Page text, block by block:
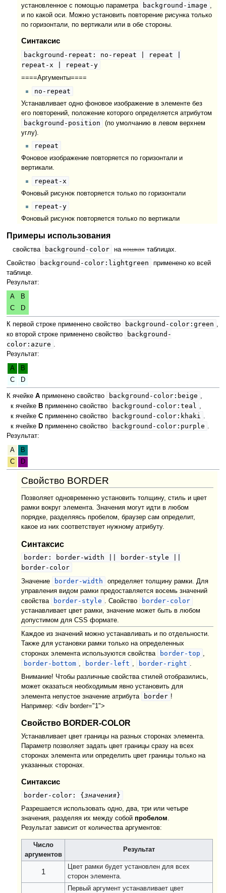
установленное с помощью параметра
background-image
и по какой оси. Можно установить повторение рисунка только
по горизонтали, по вертикали или в обе стороны.
Синтаксис
background-repeat: no-repeat | repeat |
repeat-x | repeat-y
====Аргументы====
no-repeat
Устанавливает одно фоновое изображение в элементе без
его повторений, положение которого определяется атрибутом
background-position
(по умолчанию в левом верхнем
углу).
repeat
Фоновое изображение повторяется по горизонтали и
вертикали.
repeat-x
Фоновый рисунок повторяется только по горизонтали
repeat-y
Фоновый рисунок повторяется только по вертикали
Примеры использования
свойства background-color накошкахтаблицах.
Свойство
background-color:lightgreen
применено ко всей
таблице.
Результат:
A
B
C
D
К первой строке применено свойство background-color:green
ко второй строке применено свойство
background-
color:azure
Результат:
A
B
C
D
К ячейке Aприменено свойство background-color:beige
к ячейке Bприменено свойство background-color:teal
к ячейке Cприменено свойство background-color:khaki
к ячейке Dприменено свойство background-color:purple
Результат:
A
B
C
D
Свойство BORDER
Позволяет одновременно установить толщину, стиль и цвет
рамки вокруг элемента. Значения могут идти в любом
порядке, разделяясь пробелом, браузер сам определит,
какое из них соответствует нужному атрибуту.
Синтаксис
border: border-width || border-style ||
border-color
Значение border-width
определяет толщину рамки. Для
управления видом рамки предоставляется восемь значений
свойства
border-style . Свойство border-color
устанавливает цвет рамки, значение может быть в любом
допустимом для CSS формате.
Каждое из значений можно устанавливать и по отдельности.
Также для установки рамки только на определенных
сторонах элемента используются свойства
border-top ,
border-bottom , border-left , border-right .
Внимание! Чтобы различные свойства стилей отобразились,
может оказаться необходимым явно установить для
элемента непустое значение атрибута
border !
Например: <div border="1">
Свойство BORDER-COLOR
Устанавливает цвет границы на разных сторонах элемента.
Параметр позволяет задать цвет границы сразу на всех
сторонах элемента или определить цвет границы только на
указанных сторонах.
Синтаксис
border-color: {значения }
Разрешается использовать одно, два, три или четыре
значения, разделяя их между собойпробелом
Результат зависит от количества аргументов:
Число
аргументов
Результат
1
Цвет рамки будет установлен для всех
сторон элемента.
Первый аргумент устанавливает цвет